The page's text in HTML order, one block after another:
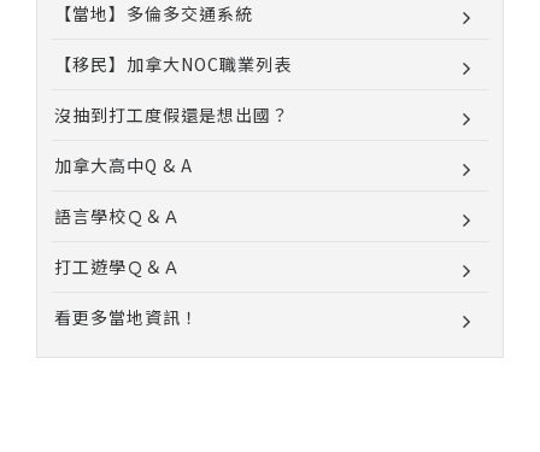
【當地】多倫多交通系統
【移民】加拿大NOC職業列表
沒抽到打工度假還是想出國？
加拿大高中Q & A
語言學校Ｑ＆Ａ
打工遊學Ｑ＆Ａ
看更多當地資訊！